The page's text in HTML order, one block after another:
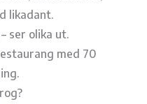
likadant.
ser olika ut.
med 70